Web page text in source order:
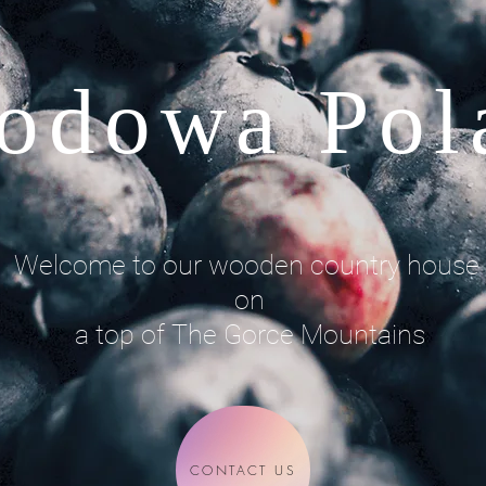
Welcome to our wooden country house
on
a top of The Gorce Mountains
CONTACT US